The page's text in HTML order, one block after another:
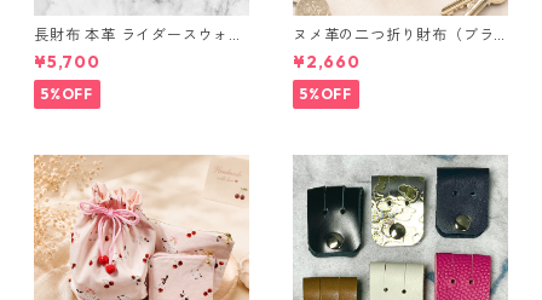
長財布 本革 ライダースウォレ
ット 国産 ヌメ革 ブラウン バ
ングラデシュ l175 レザー 革財
布 ハンドメイド 経年変化
¥5,700
5%OFF
ヌメ革の二つ折り財布（ブラ
ウン系）
¥2,660
5%OFF